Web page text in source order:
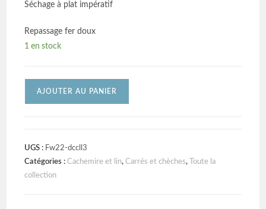
Séchage à plat impératif
Repassage fer doux
1 en stock
AJOUTER AU PANIER
UGS : Fw22-dccll3
Catégories :Cachemire et lin,Carrés et chèches,
Toute la
collection